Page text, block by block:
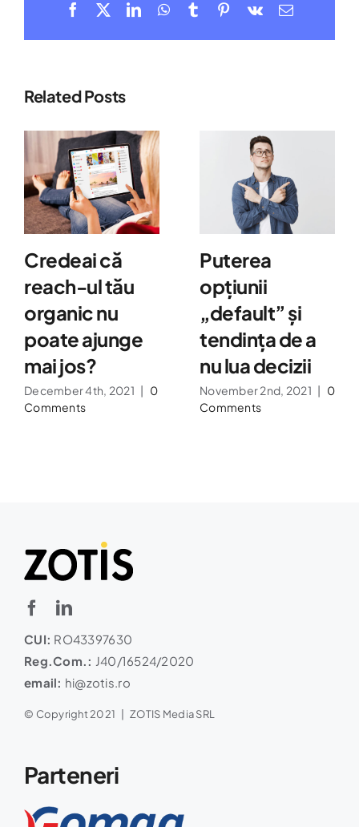
Facebook LinkedInWhatsApp
TumblrPinterest
Vk Email
Related Posts
Credeai că
reach-ul tău
organic nu
poate ajunge
mai jos?
December 4th, 2021 | 0
Comments
Puterea
opțiunii
„default” și
tendința de a
nu lua decizii
November 2nd, 2021 | 0
Comments
CUI: RO43397630
Reg.Com.: J40/16524/2020
email: hi@zotis.ro
© Copyright 2021 | ZOTIS Media SRL
Parteneri